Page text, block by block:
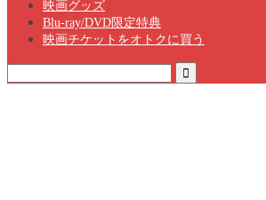
映画グッズ
Blu-ray/DVD限定特典
映画チケットをオトクに買う